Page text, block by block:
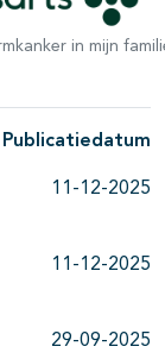
in mijn
Publicatiedatum
11-12-2025
11-12-2025
29-09-2025